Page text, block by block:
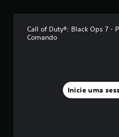
Call of Duty®: Black Ops 7 -
Comando
Inicie uma